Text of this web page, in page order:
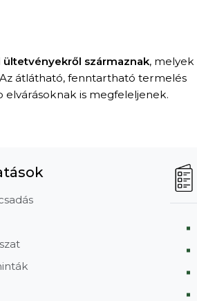
származnak, melyek
átlátható, fenntartható termelés
is megfeleljenek.